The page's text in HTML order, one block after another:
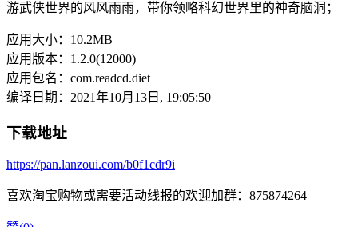
游武侠世界的风风雨雨，带你领略科幻世界里的神奇脑洞；
应用大小：10.2MB
应用版本：1.2.0(12000)
应用包名：com.readcd.diet
编译日期：2021年10月13日, 19:05:50
下载地址
https://pan.lanzoui.com/b0f1cdr9i
喜欢淘宝购物或需要活动线报的欢迎加群：875874264